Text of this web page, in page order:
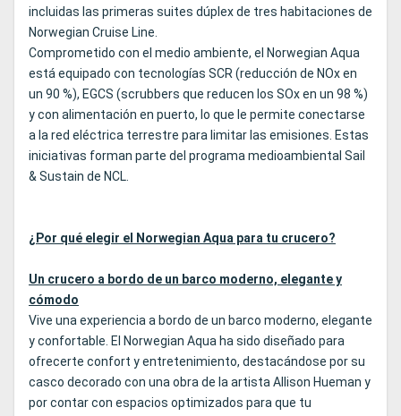
incluidas las primeras suites dúplex de tres habitaciones de
Norwegian Cruise Line.
Comprometido con el medio ambiente, el Norwegian Aqua
está equipado con tecnologías SCR (reducción de NOx en
un 90 %), EGCS (scrubbers que reducen los SOx en un 98 %)
y con alimentación en puerto, lo que le permite conectarse
a la red eléctrica terrestre para limitar las emisiones. Estas
iniciativas forman parte del programa medioambiental Sail
& Sustain de NCL.
¿Por qué elegir el Norwegian Aqua para tu crucero?
Un crucero a bordo de un barco moderno, elegante y
cómodo
Vive una experiencia a bordo de un barco moderno, elegante
y confortable. El Norwegian Aqua ha sido diseñado para
ofrecerte confort y entretenimiento, destacándose por su
casco decorado con una obra de la artista Allison Hueman y
por contar con espacios optimizados para que tu